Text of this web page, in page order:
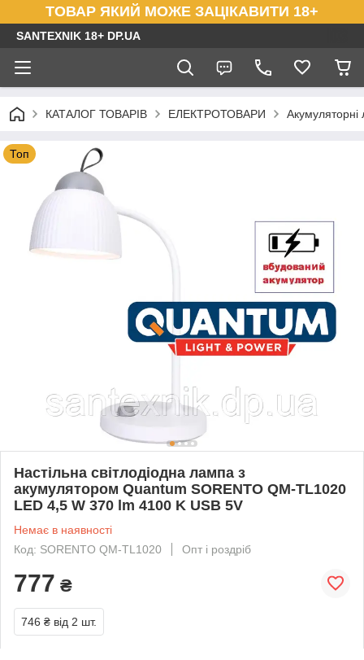
ТОВАР ЯКИЙ МОЖЕ ЗАЦІКАВИТИ 18+
SANTEXNIK 18+ DP.UA
КАТАЛОГ ТОВАРІВ ЕЛЕКТРОТОВАРИ Акумуляторні
Топ
Настільна світлодіодна лампа з
акумулятором Quantum SORENTO QM-TL1020
LED 4,5 W 370 lm 4100 K USB 5V
Немає в наявності
Код: SORENTO QM-TL1020
Опт і роздріб
777 ₴
746 ₴ від 2 шт.